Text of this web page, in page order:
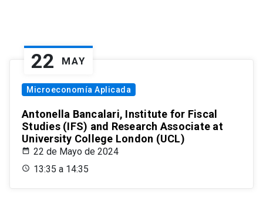
22 MAY
Microeconomía Aplicada
Antonella Bancalari, Institute for Fiscal
Studies (IFS) and Research Associate at
University College London (UCL)
22 de Mayo de 2024
13:35 a 14:35